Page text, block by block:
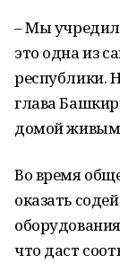
– Мы
это одна из
республики.
глава
домой
Во время
оказать
что даст